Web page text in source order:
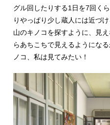
グル回したりする1日を7回く
りやっぱり少し蔵人には近づ
山のキノコを探すように、見
らあちこちで見えるようにな
ノコ、私は見てみたい！